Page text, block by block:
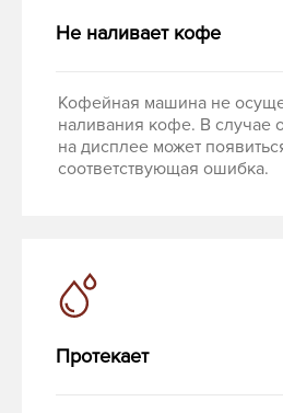
Не наливает кофе
Кофейная машина не
наливания кофе. В случае
на дисплее может
соответствующая ошибка.
Протекает